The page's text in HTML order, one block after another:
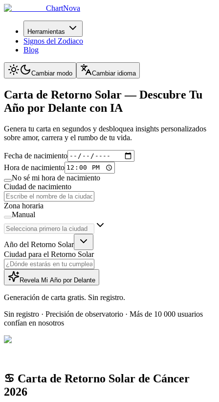
ChartNova
Herramientas
Signos del Zodiaco
Blog
Cambiar modo Cambiar idioma
Carta de Retorno Solar — Descubre Tu
Año por Delante con IA
Genera tu carta en segundos y desbloquea insights personalizados
sobre amor, carrera y el rumbo de tu vida.
Fecha de nacimiento
Hora de nacimiento
No sé mi hora de nacimiento
Ciudad de nacimiento
Zona horaria
Manual
Año del Retorno Solar
Ciudad para el Retorno Solar
Revela Mi Año por Delante
Generación de carta gratis. Sin registro.
Sin registro · Precisión de observatorio · Más de 10 000 usuarios
confían en nosotros
♋ Carta de Retorno Solar de Cáncer
2026